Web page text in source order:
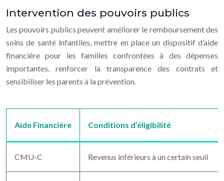
Intervention des pouvoirs publics
Les pouvoirs publics peuvent améliorer le remboursement des
soins de santé infantiles, mettre en place un dispositif d’aide
financière pour les familles confrontées à des dépenses
importantes, renforcer la transparence des contrats et
sensibiliser les parents à la prévention.
Aide Financière Conditions d’éligibilité
CMU-C Revenus inférieurs à un certain seuil